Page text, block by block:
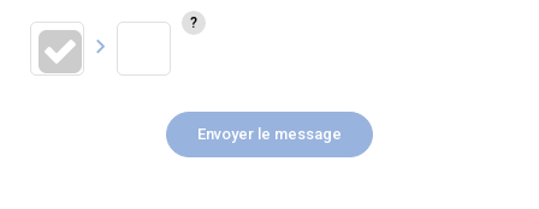
Envoyer le message